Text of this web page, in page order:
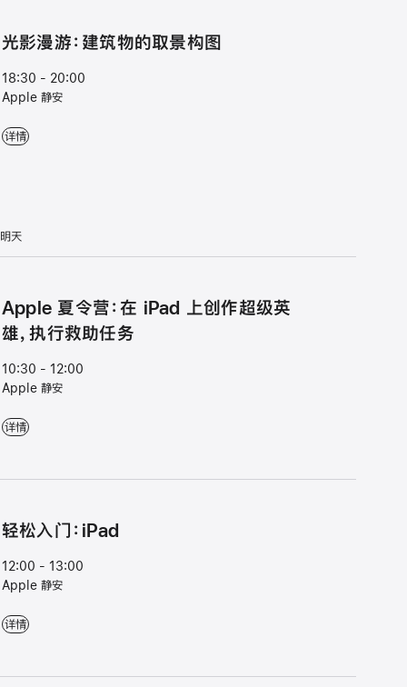
光影漫游：建筑物的取景构图
18:30 - 20:00
Apple 静安
光影漫游：建筑物的取景构图 - 18:30 - 20:00 - Apple 静安
详情
明天
Apple 夏令营：在 iPad 上创作超级英
雄，执行救助任务
10:30 - 12:00
Apple 静安
Apple 夏令营：在 iPad 上创作超级英雄，执行救助任务 - 10:30 - 12:00 -
详情
轻松入门：iPad
12:00 - 13:00
Apple 静安
轻松入门：iPad - 12:00 - 13:00 - Apple 静安
详情